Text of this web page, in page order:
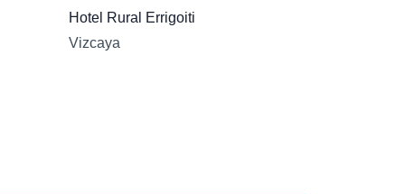
Hotel Rural Errigoiti
Vizcaya